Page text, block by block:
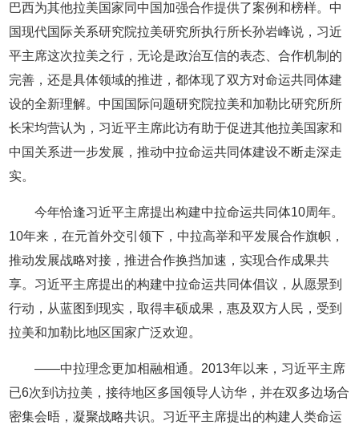
巴西为其他拉美国家同中国加强合作提供了案例和榜样。中
国现代国际关系研究院拉美研究所执行所长孙岩峰说，习近
平主席这次拉美之行，无论是政治互信的表态、合作机制的
完善，还是具体领域的推进，都体现了双方对命运共同体建
设的全新理解。中国国际问题研究院拉美和加勒比研究所所
长宋均营认为，习近平主席此访有助于促进其他拉美国家和
中国关系进一步发展，推动中拉命运共同体建设不断走深走
实。
今年恰逢习近平主席提出构建中拉命运共同体10周年。
10年来，在元首外交引领下，中拉高举和平发展合作旗帜，
推动发展战略对接，推进合作换挡加速，实现合作成果共
享。习近平主席提出的构建中拉命运共同体倡议，从愿景到
行动，从蓝图到现实，取得丰硕成果，惠及双方人民，受到
拉美和加勒比地区国家广泛欢迎。
——中拉理念更加相融相通。2013年以来，习近平主席
已6次到访拉美，接待地区多国领导人访华，并在双多边场合
密集会晤，凝聚战略共识。习近平主席提出的构建人类命运